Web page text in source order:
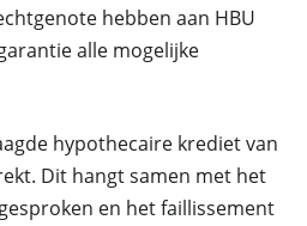
hebben aan HBU
alle mogelijke
hypothecaire krediet van
Dit hangt samen met het
en het faillissement